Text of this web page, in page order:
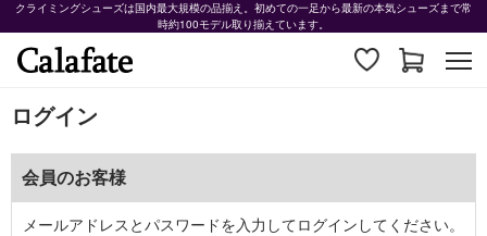
クライミングシューズは国内最大規模の品揃え。初めての一足から最新の本気シューズまで常
時約100モデル取り揃えています。
ログイン
会員のお客様
メールアドレスとパスワードを入力してログインしてください。